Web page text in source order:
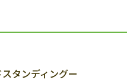
タンディングー